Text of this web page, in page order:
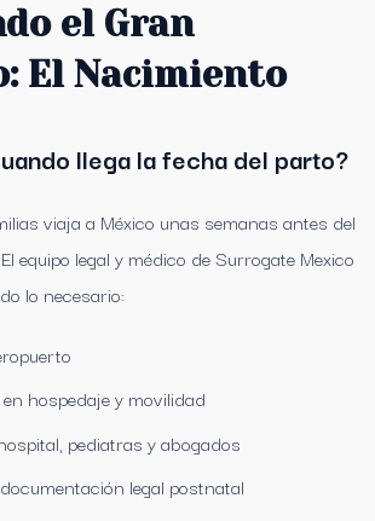
el Gran
El Nacimiento
llega la fecha del parto?
viaja a México unas semanas antes del
equipo legal y médico de Surrogate Mexico
lo necesario:
hospedaje y movilidad
pediatras y abogados
legal postnatal